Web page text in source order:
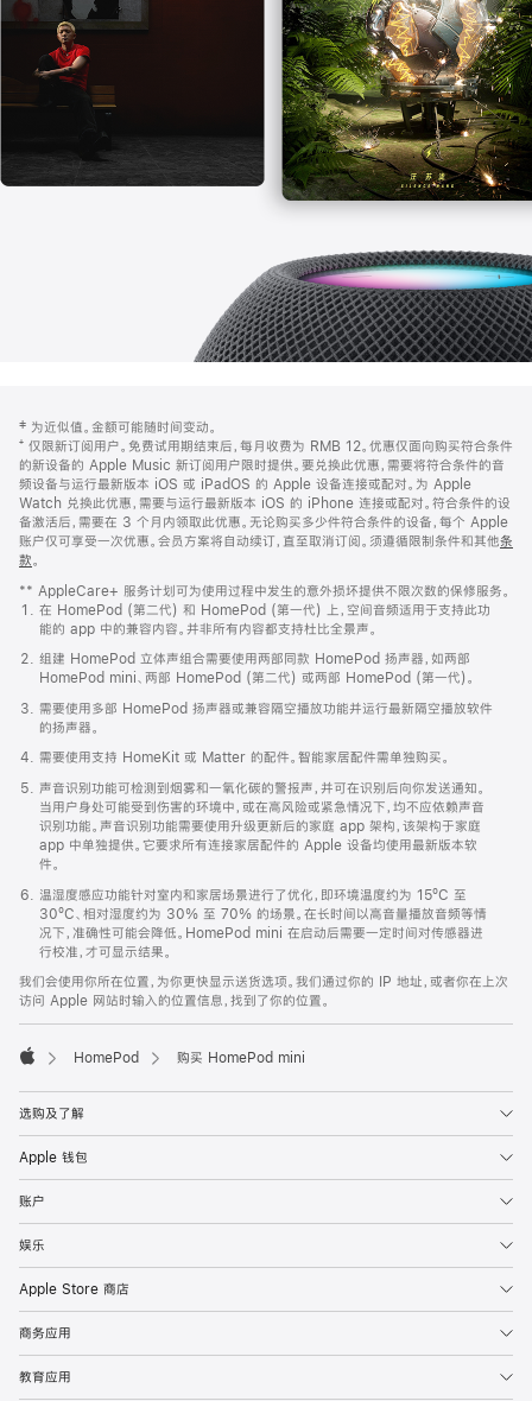
开)
页
页
脚
注
‡ 为近似值。金额可能随时间变动。
⁺ 仅限新订阅用户。免费试用期结束后，每月收费为 RMB 12。优惠仅面向购买符合条件
的新设备的 Apple Music 新订阅用户限时提供。要兑换此优惠，需要将符合条件的音
频设备与运行最新版本 iOS 或 iPadOS 的 Apple 设备连接或配对。为 Apple
Watch 兑换此优惠，需要与运行最新版本 iOS 的 iPhone 连接或配对。符合条件的设
备激活后，需要在 3 个月内领取此优惠。无论购买多少件符合条件的设备，每个 Apple
账户仅可享受一次优惠。会员方案将自动续订，直至取消订阅。须遵循限制条件和其他条
款。
窗
口
中
打
开)
** AppleCare+ 服务计划可为使用过程中发生的意外损坏提供不限次数的保修服务。
在 HomePod (第二代) 和 HomePod (第一代) 上，空间音频适用于支持此功
能的 app 中的兼容内容。并非所有内容都支持杜比全景声。
组建 HomePod 立体声组合需要使用两部同款 HomePod 扬声器，如两部
HomePod mini、两部 HomePod (第二代) 或两部 HomePod (第一代)。
需要使用多部 HomePod 扬声器或兼容隔空播放功能并运行最新隔空播放软件
的扬声器。
需要使用支持 HomeKit 或 Matter 的配件。智能家居配件需单独购买。
声音识别功能可检测到烟雾和一氧化碳的警报声，并可在识别后向你发送通知。
当用户身处可能受到伤害的环境中，或在高风险或紧急情况下，均不应依赖声音
识别功能。声音识别功能需要使用升级更新后的家庭 app 架构，该架构于家庭
app 中单独提供。它要求所有连接家居配件的 Apple 设备均使用最新版本软
件。
温湿度感应功能针对室内和家居场景进行了优化，即环境温度约为 15ºC 至
30ºC、相对湿度约为 30% 至 70% 的场景。在长时间以高音量播放音频等情
况下，准确性可能会降低。HomePod mini 在启动后需要一定时间对传感器进
行校准，才可显示结果。
我们会使用你所在位置，为你更快显示送货选项。我们通过你的 IP 地址，或者你在上次
访问 Apple 网站时输入的位置信息，找到了你的位置。
HomePod 购买 HomePod mini
选购及了解
Apple 钱包
账户
娱乐
Apple Store 商店
商务应用
教育应用